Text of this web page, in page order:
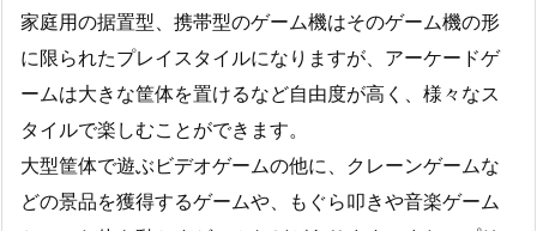
家庭用の据置型、携帯型のゲーム機はそのゲーム機の形
に限られたプレイスタイルになりますが、アーケードゲ
ームは大きな筐体を置けるなど自由度が高く、様々なス
タイルで楽しむことができます。
大型筐体で遊ぶビデオゲームの他に、クレーンゲームな
どの景品を獲得するゲームや、もぐら叩きや音楽ゲーム